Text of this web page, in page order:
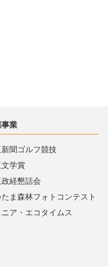
事業
聞ゴルフ競技
学賞
経懇話会
たま森林フォトコンテスト
ニア・エコタイムス